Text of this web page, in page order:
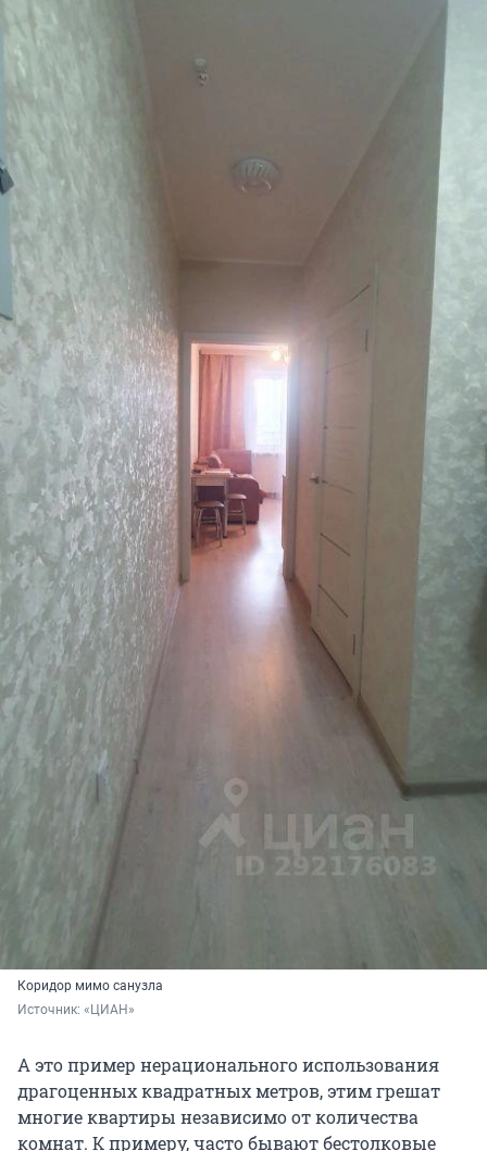
Коридор мимо санузла
Источник: «ЦИАН»
А это пример нерационального использования
драгоценных квадратных метров, этим грешат
многие квартиры независимо от количества
комнат. К примеру, часто бывают бестолковые